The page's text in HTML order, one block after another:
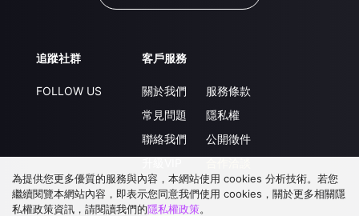
追蹤社群
FOLLOW US
客戶服務
關於我們
常見問題
聯絡我們
服務條款
隱私權
公開徵件
為提供您更多優質的服務與內容，本網站使用 cookies 分析技術。若您
繼續閱覽本網站內容，即表示您同意我們使用 cookies，關於更多相關隱
私權政策資訊，請閱讀我們的隱私權政策。